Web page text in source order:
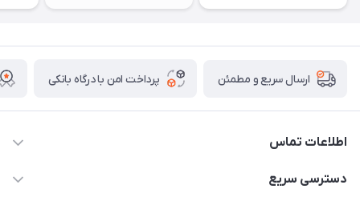
ارسال سریع و مطمئن پرداخت امن با درگاه بانکی
اطلاعات تماس
09171843500 و 07152240182
دسترسی سریع